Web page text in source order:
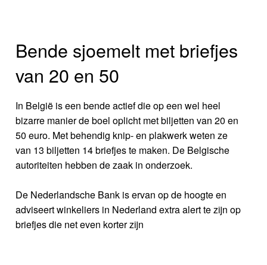
Bende sjoemelt met briefjes
van 20 en 50
In België is een bende actief die op een wel heel
bizarre manier de boel oplicht met biljetten van 20 en
50 euro. Met behendig knip- en plakwerk weten ze
van 13 biljetten 14 briefjes te maken. De Belgische
autoriteiten hebben de zaak in onderzoek.
De Nederlandsche Bank is ervan op de hoogte en
adviseert winkeliers in Nederland extra alert te zijn op
briefjes die net even korter zijn